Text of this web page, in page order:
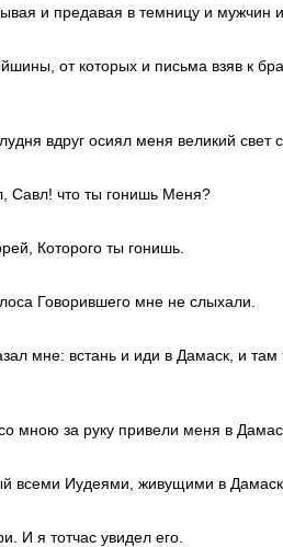
и предавая в темницу и мужчин
от которых и письма взяв к
вдруг осиял меня великий свет с
Савл! что ты гонишь Меня?
Которого ты гонишь.
Говорившего мне не слыхали.
мне: встань и иди в Дамаск, и там
мною за руку привели меня в
всеми Иудеями, живущими в
И я тотчас увидел его.